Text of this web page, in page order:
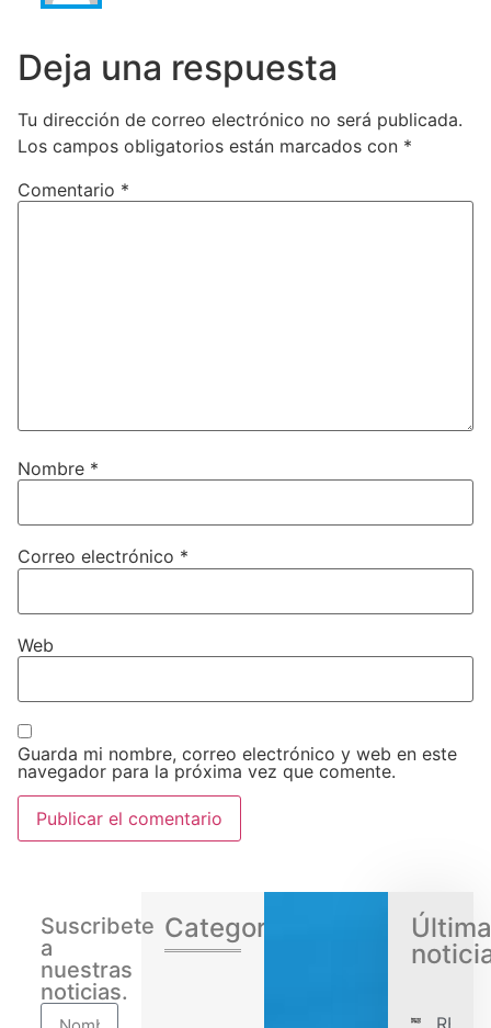
Deja una respuesta
Tu dirección de correo electrónico no será publicada.
Los campos obligatorios están marcados con *
Comentario *
Nombre *
Correo electrónico *
Web
Guarda mi nombre, correo electrónico y web en este
navegador para la próxima vez que comente.
Suscribete
a
nuestras
noticias.
Categorias